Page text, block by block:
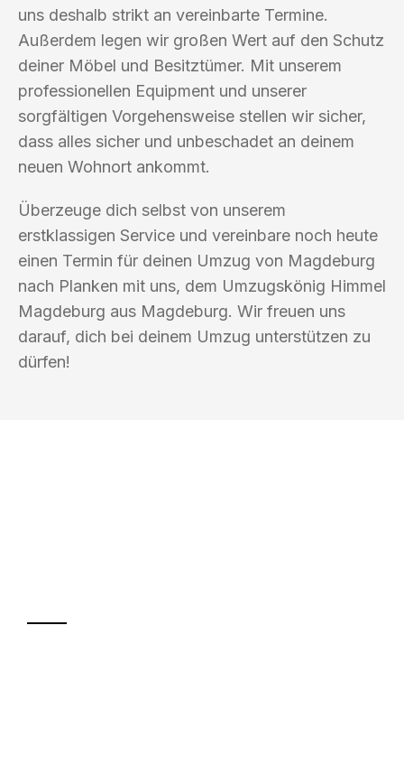
uns deshalb strikt an vereinbarte Termine.
Außerdem legen wir großen Wert auf den Schutz
deiner Möbel und Besitztümer. Mit unserem
professionellen Equipment und unserer
sorgfältigen Vorgehensweise stellen wir sicher,
dass alles sicher und unbeschadet an deinem
neuen Wohnort ankommt.
Überzeuge dich selbst von unserem
erstklassigen Service und vereinbare noch heute
einen Termin für deinen Umzug von Magdeburg
nach Planken mit uns, dem Umzugskönig Himmel
Magdeburg aus Magdeburg. Wir freuen uns
darauf, dich bei deinem Umzug unterstützen zu
dürfen!